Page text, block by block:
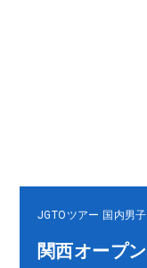
JGTOツアー 国内男子
関西オープン